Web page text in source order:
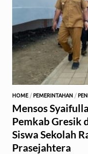
HOME /PEMERINTAHAN /
Mensos
Pemkab Gresik
Siswa Sekolah
Prasejahtera